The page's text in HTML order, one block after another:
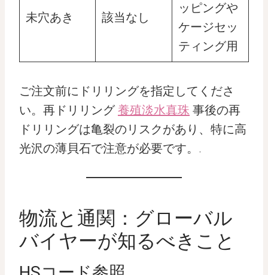
未穴あき 該当なし
ッピングや
ケージセッ
ティング用
ご注文前にドリリングを指定してくださ
い。再ドリリング養殖淡水真珠 事後の再
ドリリングは亀裂のリスクがあり、特に高
光沢の薄貝石で注意が必要です。.
物流と通関：グローバル
バイヤーが知るべきこと